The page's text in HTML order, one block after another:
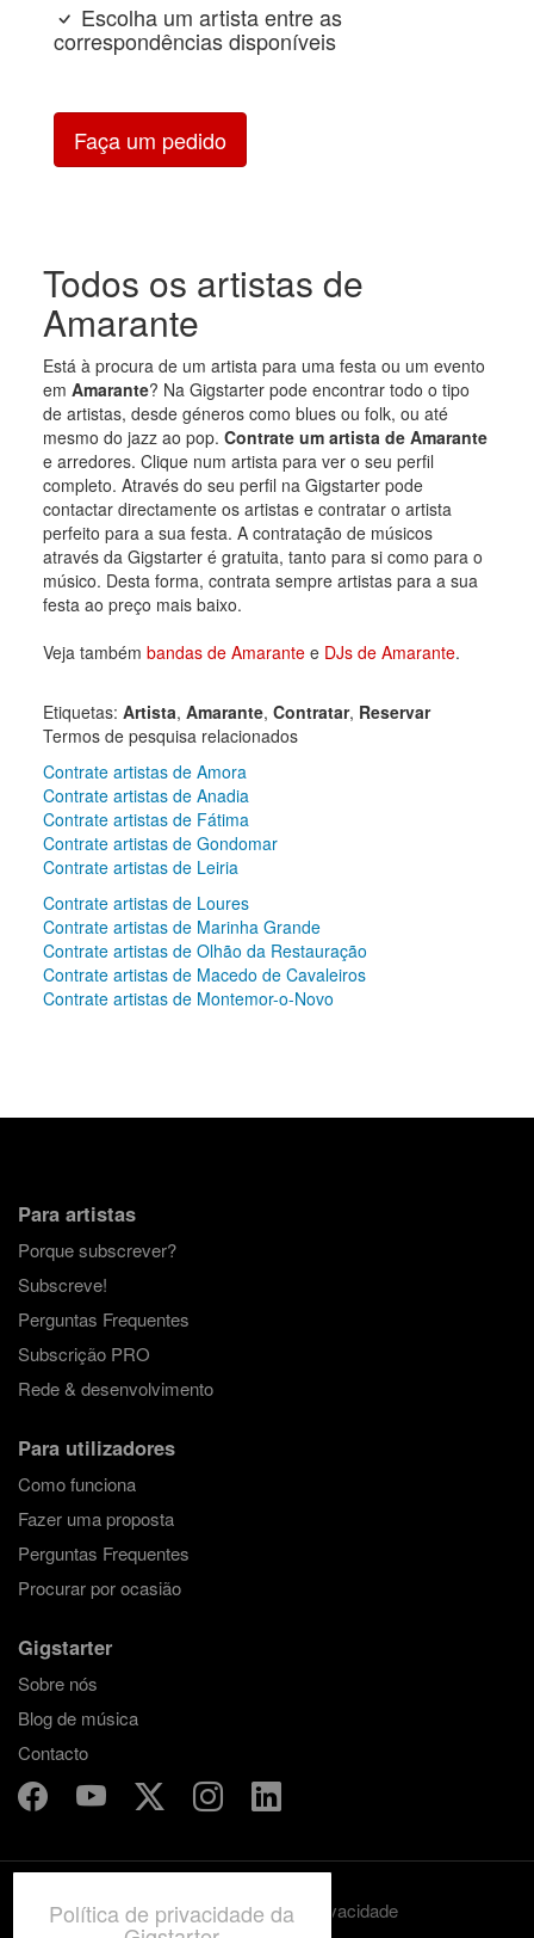
Escolha um artista entre as
correspondências disponíveis
Faça um pedido
Todos os artistas de
Amarante
Está à procura de um artista para uma festa ou um evento
em Amarante? Na Gigstarter pode encontrar todo o tipo
de artistas, desde géneros como blues ou folk, ou até
mesmo do jazz ao pop. Contrate um artista de Amarante
e arredores. Clique num artista para ver o seu perfil
completo. Através do seu perfil na Gigstarter pode
contactar directamente os artistas e contratar o artista
perfeito para a sua festa. A contratação de músicos
através da Gigstarter é gratuita, tanto para si como para o
músico. Desta forma, contrata sempre artistas para a sua
festa ao preço mais baixo.
Veja também bandas de Amarantee DJs de Amarante.
Etiquetas: Artista, Amarante, Contratar, Reservar
Termos de pesquisa relacionados
Contrate artistas de Amora
Contrate artistas de Anadia
Contrate artistas de Fátima
Contrate artistas de Gondomar
Contrate artistas de Leiria
Contrate artistas de Loures
Contrate artistas de Marinha Grande
Contrate artistas de Olhão da Restauração
Contrate artistas de Macedo de Cavaleiros
Contrate artistas de Montemor-o-Novo
Para artistas
Porque subscrever?
Subscreve!
Perguntas Frequentes
Subscrição PRO
Rede & desenvolvimento
Para utilizadores
Como funciona
Fazer uma proposta
Perguntas Frequentes
Procurar por ocasião
Gigstarter
Sobre nós
Blog de música
Contacto
Termos e condições
Privacidade
Política de privacidade da